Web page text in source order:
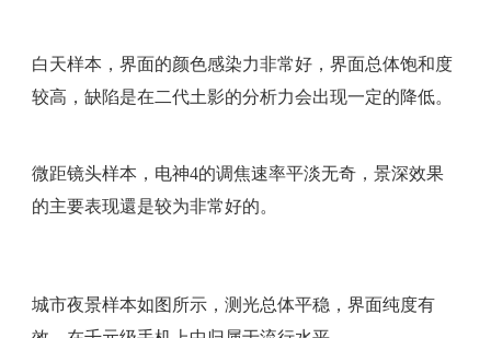
白天样本，界面的颜色感染力非常好，界面总体饱和度
较高，缺陷是在二代土影的分析力会出现一定的降低。
微距镜头样本，电神4的调焦速率平淡无奇，景深效果
的主要表现還是较为非常好的。
城市夜景样本如图所示，测光总体平稳，界面纯度有